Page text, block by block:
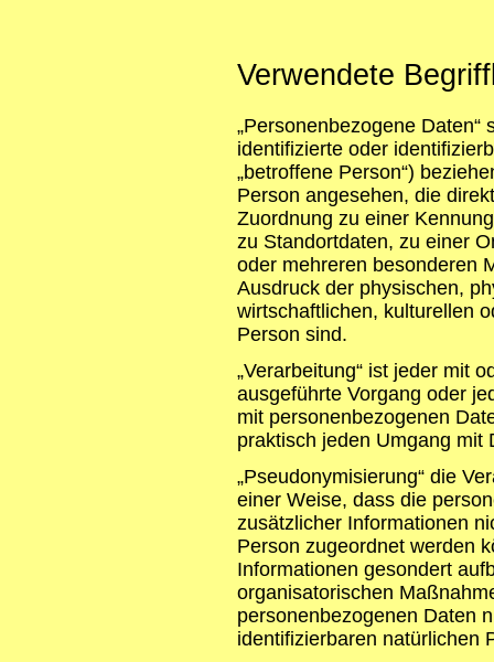
Verwendete
„Personenbezogene
identifizierte oder
„betroffene Person“)
Person angesehen, die
Zuordnung zu einer
zu Standortdaten, zu einer
oder mehreren besonderen
Ausdruck der physischen,
wirtschaftlichen, kulturellen
Person sind.
„Verarbeitung“ ist jeder mit
ausgeführte Vorgang oder
mit personenbezogenen
praktisch jeden Umgang mit
„Pseudonymisierung“ die
einer Weise, dass die
zusätzlicher Informationen
Person zugeordnet werden
Informationen gesondert
organisatorischen
personenbezogenen Daten
identifizierbaren natürlichen